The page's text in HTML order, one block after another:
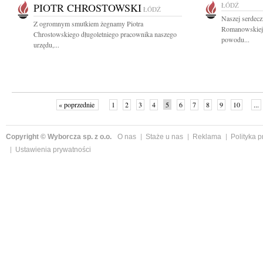
PIOTR CHROSTOWSKI ŁÓDŹ
Z ogromnym smutkiem żegnamy Piotra
Chrostowskiego długoletniego pracownika naszego
urzędu,...
ŁÓDŹ
Naszej
powodu...
« poprzednie 1 2 3 4 5 6 7 8 9 10 ...
Copyright © Wyborcza sp. z o.o. O nas Staże u nas Reklama
Polityka
Ustawienia prywatności